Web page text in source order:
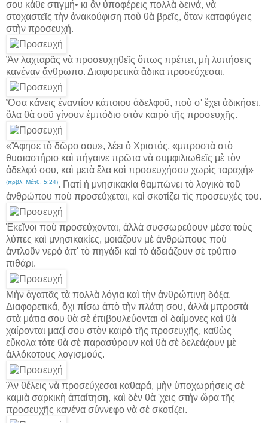
σου κάθε στιγμή• κι ἂν ὑποφέρεις πολλὰ δεινά, νὰ
στοχαστεῖς τὴν ἀνακούφιση ποὺ θὰ βρεῖς, ὅταν καταφύγεις
στὴν προσευχή.
Ἂν λαχταρᾶς νὰ προσευχηθεῖς ὅπως πρέπει, μὴ λυπήσεις
κανέναν ἄνθρωπο. Διαφορετικὰ ἄδικα προσεύχεσαι.
Ὅσα κάνεις ἐναντίον κάποιου ἀδελφοῦ, ποὺ σ' ἔχει ἀδικήσει,
ὅλα θὰ σοῦ γίνουν ἐμπόδιο στὸν καιρὸ τῆς προσευχῆς.
«Ἄφησε τὸ δῶρο σου», λέει ὁ Χριστός, «μπροστὰ στὸ
θυσιαστήριο καὶ πήγαινε πρῶτα νὰ συμφιλιωθεῖς μὲ τὸν
ἀδελφό σου, καὶ μετὰ ἔλα καὶ προσευχήσου χωρὶς ταραχή»
(πρβλ. Μάτθ. 5:24). Γιατί ἡ μνησικακία θαμπώνει τὸ λογικὸ τοῦ
ἀνθρώπου ποὺ προσεύχεται, καὶ σκοτίζει τὶς προσευχές του.
Ἐκεῖνοι ποὺ προσεύχονται, ἀλλὰ συσσωρεύουν μέσα τοὺς
λύπες καὶ μνησικακίες, μοιάζουν μὲ ἀνθρώπους ποὺ
ἀντλοῦν νερὸ ἀπ' τὸ πηγάδι καὶ τὸ ἀδειάζουν σὲ τρύπιο
πιθάρι.
Μὴν ἀγαπᾶς τὰ πολλὰ λόγια καὶ τὴν ἀνθρώπινη δόξα.
Διαφορετικά, ὄχι πίσω ἀπὸ τὴν πλάτη σου, ἀλλὰ μπροστὰ
στὰ μάτια σου θὰ σὲ ἐπιβουλεύονται οἱ δαίμονες καὶ θὰ
χαίρονται μαζί σου στὸν καιρὸ τῆς προσευχῆς, καθὼς
εὔκολα τότε θὰ σὲ παρασύρουν καὶ θὰ σὲ δελεάζουν μὲ
ἀλλόκοτους λογισμούς.
Ἂν θέλεις νὰ προσεύχεσαι καθαρά, μὴν ὑποχωρήσεις σὲ
καμιὰ σαρκικὴ ἀπαίτηση, καὶ δὲν θὰ 'χεις στὴν ὥρα τῆς
προσευχῆς κανένα σύννεφο νὰ σὲ σκοτίζει.